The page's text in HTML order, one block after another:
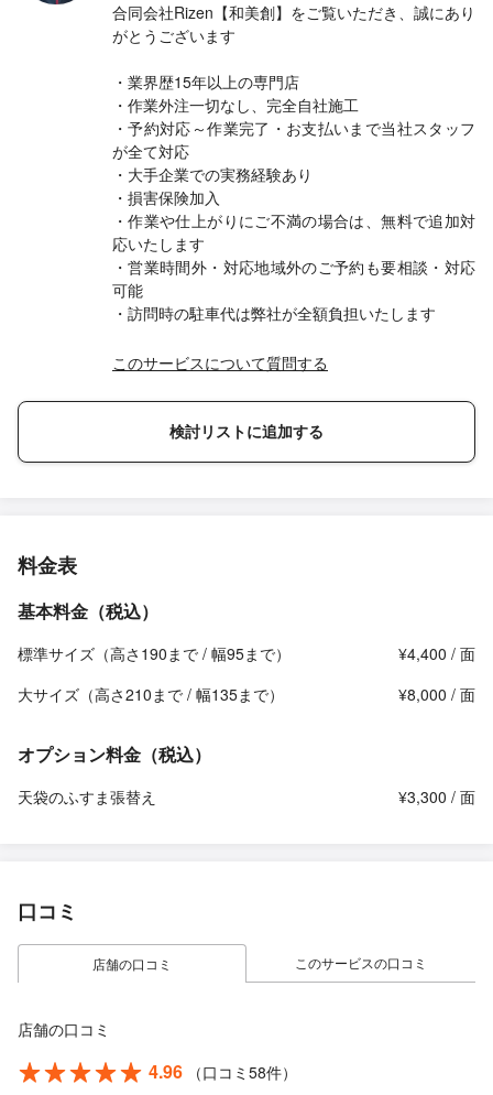
合同会社Rizen【和美創】をご覧いただき、誠にあり
がとうございます
・業界歴15年以上の専門店
・作業外注一切なし、完全自社施工
・予約対応～作業完了・お支払いまで当社スタッフ
が全て対応
・大手企業での実務経験あり
・損害保険加入
・作業や仕上がりにご不満の場合は、無料で追加対
応いたします
・営業時間外・対応地域外のご予約も要相談・対応
可能
・訪問時の駐車代は弊社が全額負担いたします
このサービスについて質問する
検討リストに追加する
料金表
基本料金（税込）
標準サイズ（高さ190まで / 幅95まで）
¥4,400 / 面
大サイズ（高さ210まで / 幅135まで）
¥8,000 / 面
オプション料金（税込）
天袋のふすま張替え ¥3,300 / 面
口コミ
店舗の口コミ このサービスの口コミ
店舗の口コミ
4.96
（口コミ58件）